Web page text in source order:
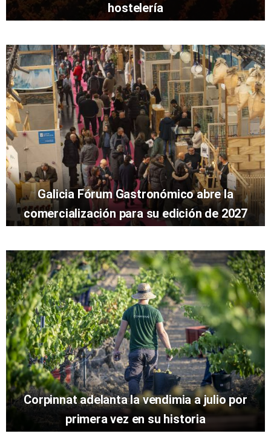
hostelería
Galicia Fórum Gastronómico abre la
comercialización para su edición de 2027
Corpinnat adelanta la vendimia a julio por
primera vez en su historia